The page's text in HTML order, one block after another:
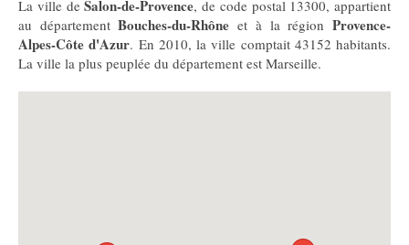
La ville deSalon-de-Provence, de code postal 13300, appartient
au départementBouches-du-Rhône et à la régionProvence-
Alpes-Côte d'Azur. En 2010, la ville comptait 43152 habitants.
La ville la plus peuplée du département est Marseille.